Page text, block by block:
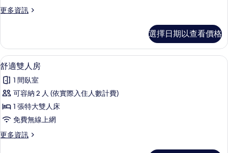
房
所
有
相
片
更多資訊
更
雙
人
房
詳
情
選擇日期以查看價格
顯
示
舒
適
雙
房
9
舒適雙人房
1 間臥室
可容納 2 人 (依實際入住人數計費)
1 張特大雙人床
免費無線上網
更多資訊
更